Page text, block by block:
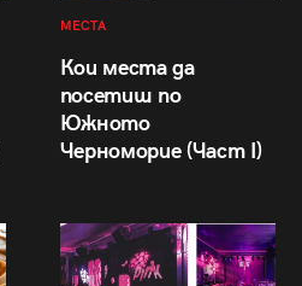
МЕСТА
Кои места да
посетиш по
Южното
Черноморие (Част I)